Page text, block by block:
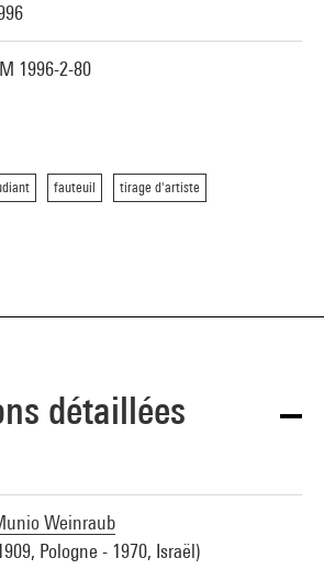
1996-2-80
fauteuil tirage d'artiste
détaillées
Weinraub
Pologne - 1970, Israël)